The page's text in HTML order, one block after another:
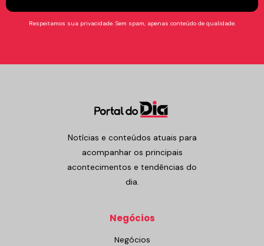
Respeitamos sua privacidade. Sem spam, apenas conteúdo de qualidade.
Notícias e conteúdos atuais para
acompanhar os principais
acontecimentos e tendências do
dia.
Negócios
Negócios